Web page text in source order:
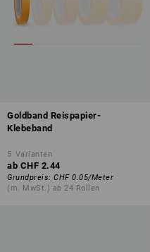
Goldband Reispapier-
Klebeband
5 Varianten
ab CHF 2.44
Grundpreis: CHF 0.05/Meter
(m. MwSt.) ab 24 Rollen